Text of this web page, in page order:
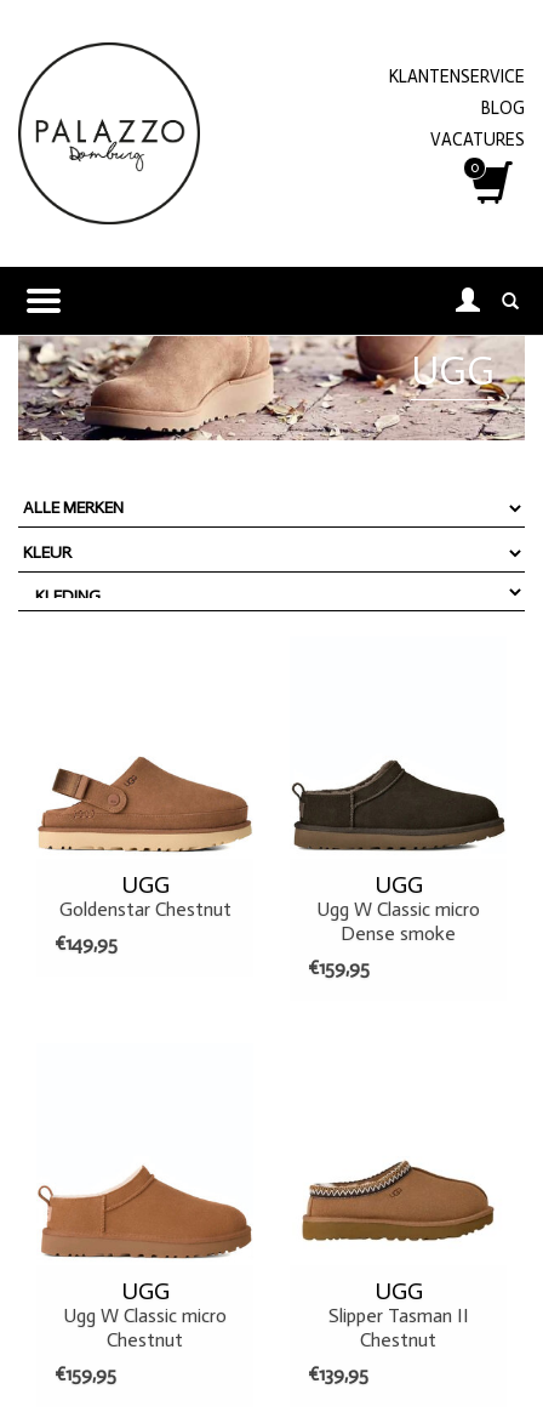
KLANTENSERVICE
BLOG
VACATURES
0
UGG
UGG
Goldenstar Chestnut
€149,95
UGG
Ugg W Classic micro
Dense smoke
€159,95
UGG
Ugg W Classic micro
Chestnut
€159,95
UGG
Slipper Tasman II
Chestnut
€139,95